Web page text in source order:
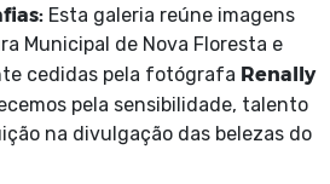
Esta galeria reúne imagens
Municipal de Nova Floresta e
cedidas pela fotógrafa Renally
pela sensibilidade, talento
na divulgação das belezas do